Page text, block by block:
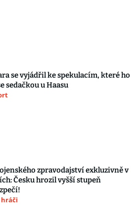
se vyjádřil ke spekulacím, které ho
sedačkou u Haasu
zpravodajství exkluzivně v
Česku hrozil vyšší stupeň
hráči